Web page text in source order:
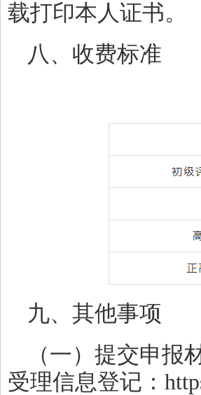
载打印本人证书。
八、收费标准
九、其他事项
（一）提交申报
受理信息登记：